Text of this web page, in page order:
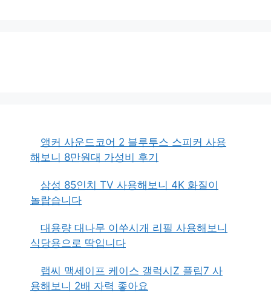
앵커 사운드코어 2 블루투스 스피커 사용
해보니 8만원대 가성비 후기
삼성 85인치 TV 사용해보니 4K 화질이
놀랍습니다
대용량 대나무 이쑤시개 리필 사용해보니
식당용으로 딱입니다
랩씨 맥세이프 케이스 갤럭시Z 플립7 사
용해보니 2배 자력 좋아요